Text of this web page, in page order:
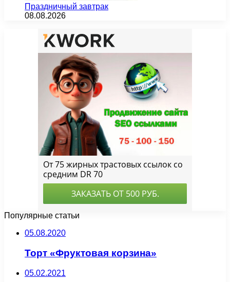
Праздничный завтрак
08.08.2026
Популярные статьи
05.08.2020
Торт «Фруктовая корзина»
05.02.2021